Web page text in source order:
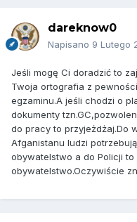
dareknow0
Napisano 9 Lutego
Jeśli mogę Ci doradzić to
Twoja ortografia z
egzaminu.A jeśli chodzi o
dokumenty
do pracy to przyjeżdżaj.Do
Afganistanu ludzi
obywatelstwo a do Policji to
obywatelstwo.Oczywiście